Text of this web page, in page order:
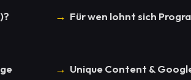
Für wen lohnt sich
Unique Content &